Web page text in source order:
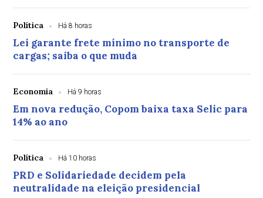
Política Há 8 horas
Lei garante frete mínimo no transporte de
cargas; saiba o que muda
Economia Há 9 horas
Em nova redução, Copom baixa taxa Selic para
14% ao ano
Política Há 10 horas
PRD e Solidariedade decidem pela
neutralidade na eleição presidencial